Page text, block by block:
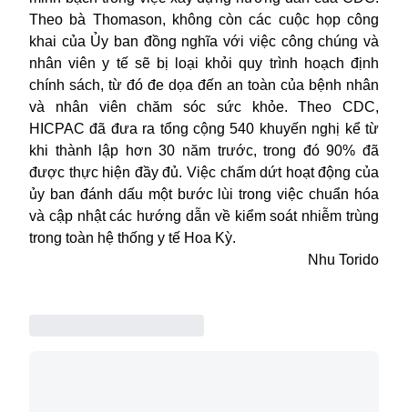
Theo bà Thomason, không còn các cuộc họp công
khai của Ủy ban đồng nghĩa với việc công chúng và
nhân viên y tế sẽ bị loại khỏi quy trình hoạch định
chính sách, từ đó đe dọa đến an toàn của bệnh nhân
và nhân viên chăm sóc sức khỏe. Theo CDC,
HICPAC đã đưa ra tổng cộng 540 khuyến nghị kể từ
khi thành lập hơn 30 năm trước, trong đó 90% đã
được thực hiện đầy đủ. Việc chấm dứt hoạt động của
ủy ban đánh dấu một bước lùi trong việc chuẩn hóa
và cập nhật các hướng dẫn về kiểm soát nhiễm trùng
trong toàn hệ thống y tế Hoa Kỳ.
Nhu Torido